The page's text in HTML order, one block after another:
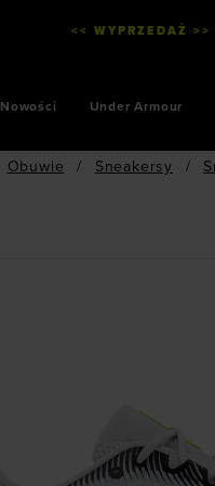
<< WYPRZEDAŻ
Nowości Under Armour
Obuwie / Sneakersy /